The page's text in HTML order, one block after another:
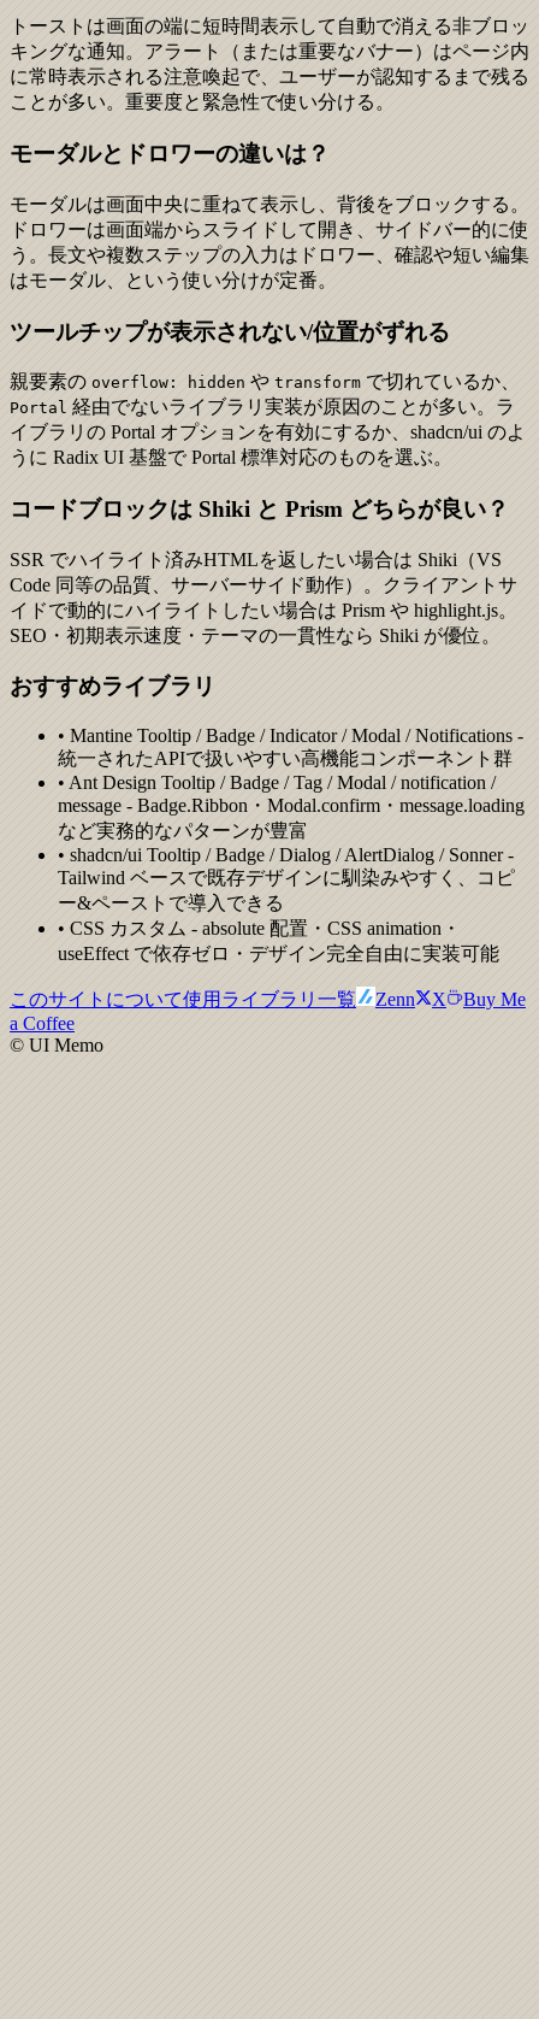
トーストは画面の端に短時間表示して自動で消える非ブロッ
キングな通知。アラート（または重要なバナー）はページ内
に常時表示される注意喚起で、ユーザーが認知するまで残る
ことが多い。重要度と緊急性で使い分ける。
モーダルとドロワーの違いは？
モーダルは画面中央に重ねて表示し、背後をブロックする。
ドロワーは画面端からスライドして開き、サイドバー的に使
う。長文や複数ステップの入力はドロワー、確認や短い編集
はモーダル、という使い分けが定番。
ツールチップが表示されない/位置がずれる
親要素の overflow: hidden や transform で切れているか、
Portal 経由でないライブラリ実装が原因のことが多い。ラ
イブラリの Portal オプションを有効にするか、shadcn/ui のよ
うに Radix UI 基盤で Portal 標準対応のものを選ぶ。
コードブロックは Shiki と Prism どちらが良い？
SSR でハイライト済みHTMLを返したい場合は Shiki（VS
Code 同等の品質、サーバーサイド動作）。クライアントサ
イドで動的にハイライトしたい場合は Prism や highlight.js。
SEO・初期表示速度・テーマの一貫性なら Shiki が優位。
おすすめライブラリ
• Mantine Tooltip / Badge / Indicator / Modal / Notifications -
統一されたAPIで扱いやすい高機能コンポーネント群
• Ant Design Tooltip / Badge / Tag / Modal / notification /
message - Badge.Ribbon・Modal.confirm・message.loading
など実務的なパターンが豊富
• shadcn/ui Tooltip / Badge / Dialog / AlertDialog / Sonner -
Tailwind ベースで既存デザインに馴染みやすく、コピ
ー&ペーストで導入できる
• CSS カスタム - absolute 配置・CSS animation・
useEffect で依存ゼロ・デザイン完全自由に実装可能
このサイトについて使用ライブラリ一覧 Zenn X
Buy Me
a Coffee
© UI Memo